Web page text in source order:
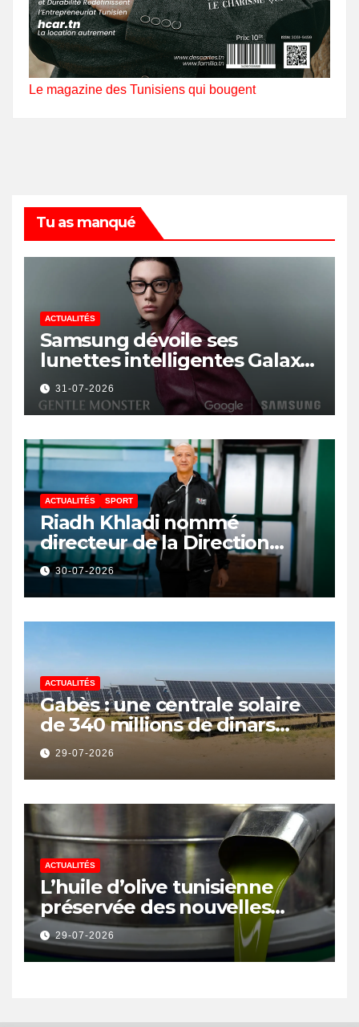
Le magazine des Tunisiens qui bougent
Tu as manqué
ACTUALITÉS
Samsung dévoile ses
lunettes intelligentes Galaxy
avec IA et Gemini
31-07-2026
ACTUALITÉS SPORT
Riadh Khladi nommé
directeur de la Direction
Nationale de l’Arbitrage
30-07-2026
ACTUALITÉS
Gabès : une centrale solaire
de 340 millions de dinars
pour renforcer la transition
énergétique et créer 400
emplois
29-07-2026
ACTUALITÉS
L’huile d’olive tunisienne
préservée des nouvelles
surtaxes américaines de
Donald Trump
29-07-2026